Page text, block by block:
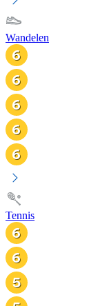
Wandelen
Tennis